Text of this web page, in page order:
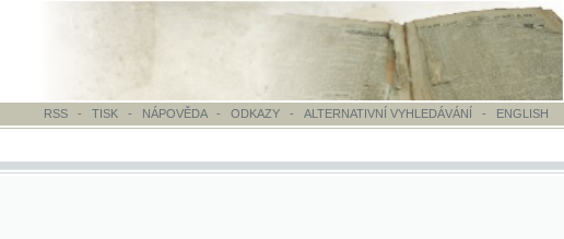
TISK-NÁPOVĚDA - ODKAZY - ALTERNATIVNÍ VYHLEDÁVÁNÍ- ENGLISH